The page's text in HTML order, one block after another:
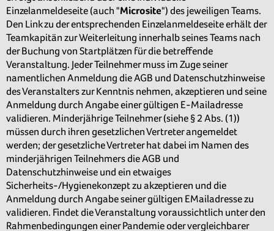
Einzelanmeldeseite (auch "Microsite") des jeweiligen Teams.
Den Link zu der entsprechenden Einzelanmeldeseite erhält der
Teamkapitän zur Weiterleitung innerhalb seines Teams nach
der Buchung von Startplätzen für die betreffende
Veranstaltung. Jeder Teilnehmer muss im Zuge seiner
namentlichen Anmeldung die AGB und Datenschutzhinweise
des Veranstalters zur Kenntnis nehmen, akzeptieren und seine
Anmeldung durch Angabe einer gültigen E-Mailadresse
validieren. Minderjährige Teilnehmer (siehe § 2 Abs. (1))
müssen durch ihren gesetzlichen Vertreter angemeldet
werden; der gesetzliche Vertreter hat dabei im Namen des
minderjährigen Teilnehmers die AGB und
Datenschutzhinweise und ein etwaiges
Sicherheits-/Hygienekonzept zu akzeptieren und die
Anmeldung durch Angabe seiner gültigen EMailadresse zu
validieren. Findet die Veranstaltung voraussichtlich unter den
Rahmenbedingungen einer Pandemie oder vergleichbarer